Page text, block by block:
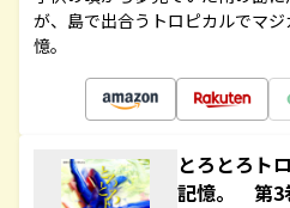
が、島で出合うトロピカルでマ
憶。
とろとろト
記憶。 第3